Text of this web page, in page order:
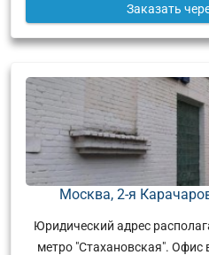
Заказать
Москва, 2-я
Юридический адрес
метро "Стахановская". Офис